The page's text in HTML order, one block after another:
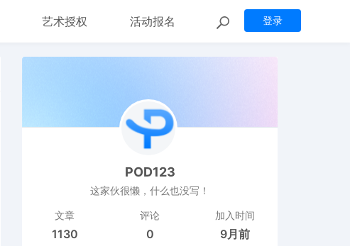
登录
艺术授权 活动报名
POD123
这家伙很懒，什么也没写！
文章
1130
评论
0
加入时间
9月前